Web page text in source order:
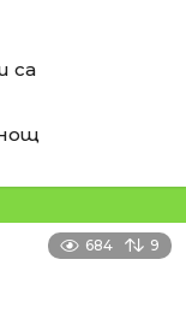
са
684 9